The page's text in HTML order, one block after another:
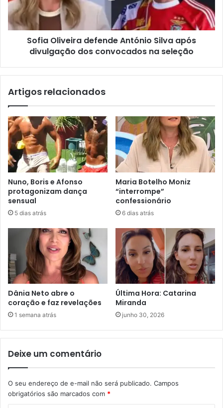
Sofia Oliveira defende António Silva após
divulgação dos convocados na seleção
Artigos relacionados
Nuno, Boris e Afonso
protagonizam dança
sensual
5 dias atrás
Maria Botelho Moniz
“interrompe”
confessionário
6 dias atrás
Dânia Neto abre o
coração e faz revelações
1 semana atrás
Última Hora: Catarina
Miranda
junho 30, 2026
Deixe um comentário
O seu endereço de e-mail não será publicado. Campos
obrigatórios são marcados com *